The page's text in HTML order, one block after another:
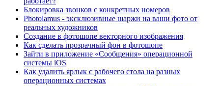
Блокировка звонков с конкретных номеров
Photolamus - эксклюзивные шаржи на ваши фото от
реальных художников
Создание в фотошопе векторного изображения
Как сделать прозрачный фон в фотошопе
Зайти в приложение «Сообщения» операционной
системы iOS
Как удалить ярлык с рабочего стола на разных
операционных системах